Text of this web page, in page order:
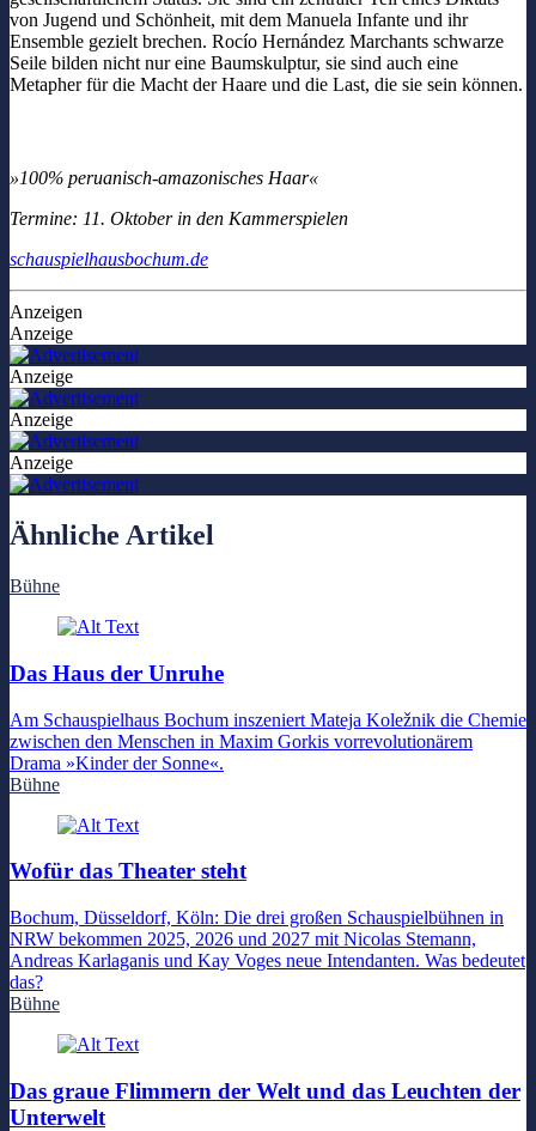
von Jugend und Schönheit, mit dem Manuela Infante und ihr
Ensemble gezielt brechen. Rocío Hernández Marchants schwarze
Seile bilden nicht nur eine Baumskulptur, sie sind auch eine
Metapher für die Macht der Haare und die Last, die sie sein können.
»100% peruanisch-amazonisches Haar«
Termine: 11. Oktober in den Kammerspielen
schauspielhausbochum.de
Anzeigen
Anzeige
Anzeige
Anzeige
Anzeige
Ähnliche Artikel
Bühne
Das Haus der Unruhe
Am Schauspielhaus Bochum inszeniert Mateja Koležnik die Chemie
zwischen den Menschen in Maxim Gorkis vorrevolutionärem
Drama »Kinder der Sonne«.
Bühne
Wofür das Theater steht
Bochum, Düsseldorf, Köln: Die drei großen Schauspielbühnen in
NRW bekommen 2025, 2026 und 2027 mit Nicolas Stemann,
Andreas Karlaganis und Kay Voges neue Intendanten. Was bedeutet
das?
Bühne
Das graue Flimmern der Welt und das Leuchten der
Unterwelt